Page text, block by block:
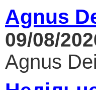
Agnus
09/08/
Agnus